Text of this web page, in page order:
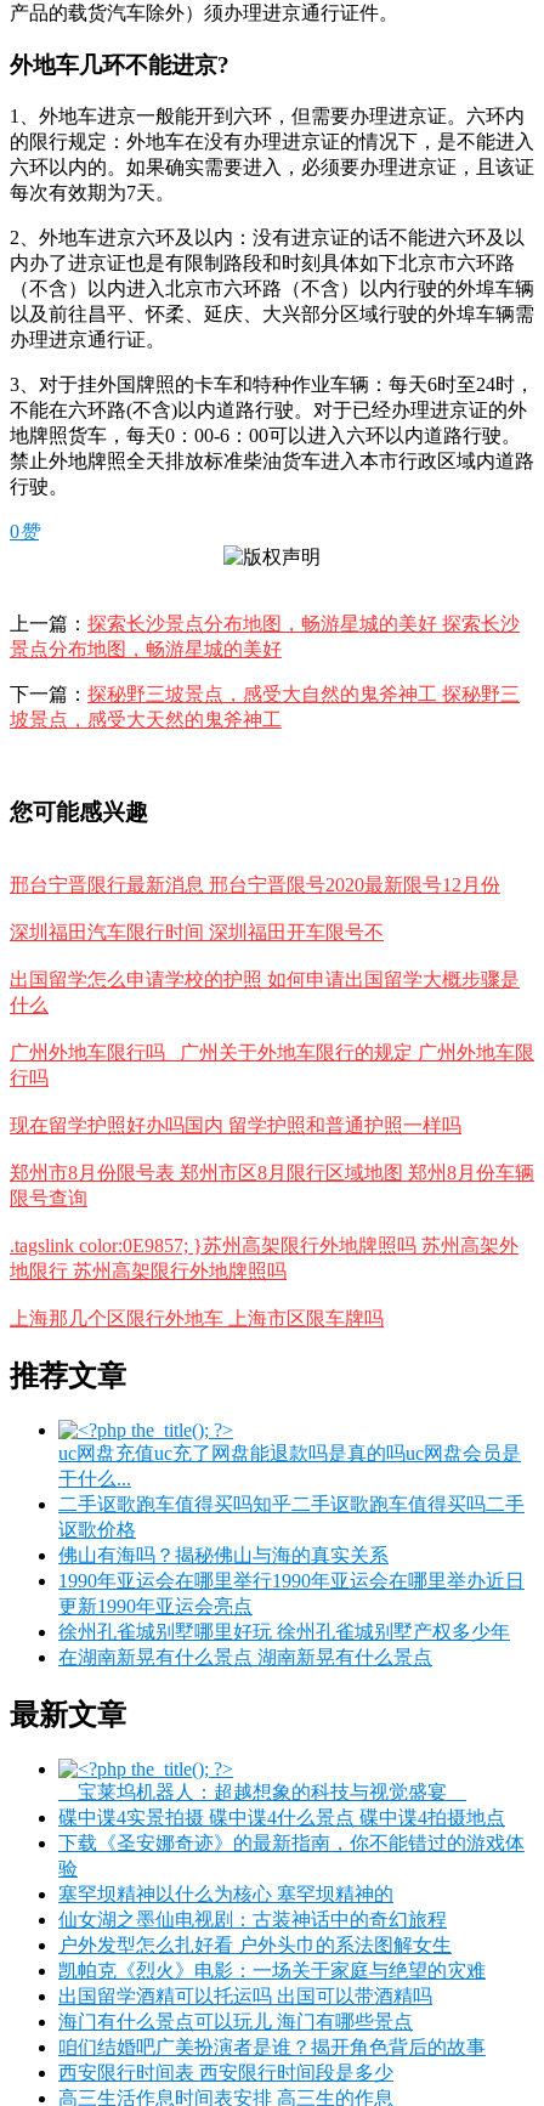
产品的载货汽车除外）须办理进京通行证件。
外地车几环不能进京?
1、外地车进京一般能开到六环，但需要办理进京证。六环内
的限行规定：外地车在没有办理进京证的情况下，是不能进入
六环以内的。如果确实需要进入，必须要办理进京证，且该证
每次有效期为7天。
2、外地车进京六环及以内：没有进京证的话不能进六环及以
内办了进京证也是有限制路段和时刻具体如下北京市六环路
（不含）以内进入北京市六环路（不含）以内行驶的外埠车辆
以及前往昌平、怀柔、延庆、大兴部分区域行驶的外埠车辆需
办理进京通行证。
3、对于挂外国牌照的卡车和特种作业车辆：每天6时至24时，
不能在六环路(不含)以内道路行驶。对于已经办理进京证的外
地牌照货车，每天0：00-6：00可以进入六环以内道路行驶。
禁止外地牌照全天排放标准柴油货车进入本市行政区域内道路
行驶。
0赞
上一篇： 探索长沙景点分布地图，畅游星城的美好 探索长沙
景点分布地图，畅游星城的美好
下一篇： 探秘野三坡景点，感受大自然的鬼斧神工 探秘野三
坡景点，感受大天然的鬼斧神工
您可能感兴趣
邢台宁晋限行最新消息 邢台宁晋限号2020最新限号12月份
深圳福田汽车限行时间 深圳福田开车限号不
出国留学怎么申请学校的护照 如何申请出国留学大概步骤是
什么
广州外地车限行吗_ 广州关于外地车限行的规定 广州外地车限
行吗
现在留学护照好办吗国内 留学护照和普通护照一样吗
郑州市8月份限号表 郑州市区8月限行区域地图 郑州8月份车辆
限号查询
.tagslink color:0E9857; }苏州高架限行外地牌照吗 苏州高架外
地限行 苏州高架限行外地牌照吗
上海那几个区限行外地车 上海市区限车牌吗
推荐文章
uc网盘充值uc充了网盘能退款吗是真的吗uc网盘会员是
干什么...
二手讴歌跑车值得买吗知乎二手讴歌跑车值得买吗二手
讴歌价格
佛山有海吗？揭秘佛山与海的真实关系
1990年亚运会在哪里举行1990年亚运会在哪里举办近日
更新1990年亚运会亮点
徐州孔雀城别墅哪里好玩 徐州孔雀城别墅产权多少年
在湖南新晃有什么景点 湖南新晃有什么景点
最新文章
__宝莱坞机器人：超越想象的科技与视觉盛宴__
碟中谍4实景拍摄 碟中谍4什么景点 碟中谍4拍摄地点
下载《圣安娜奇迹》的最新指南，你不能错过的游戏体
验
塞罕坝精神以什么为核心 塞罕坝精神的
仙女湖之墨仙电视剧：古装神话中的奇幻旅程
户外发型怎么扎好看 户外头巾的系法图解女生
凯帕克《烈火》电影：一场关于家庭与绝望的灾难
出国留学酒精可以托运吗 出国可以带酒精吗
海门有什么景点可以玩儿 海门有哪些景点
咱们结婚吧广美扮演者是谁？揭开角色背后的故事
西安限行时间表 西安限行时间段是多少
高三生活作息时间表安排 高三生的作息